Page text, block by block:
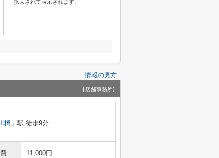
拡大されて表示されます。
情報の見方
【店舗事務所】
橋 」駅 徒歩9分
11,000円